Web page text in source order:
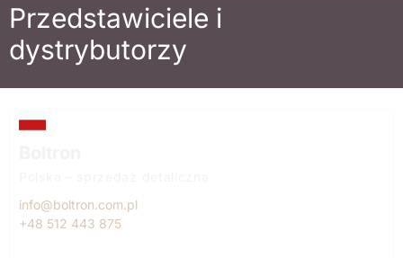
Przedstawiciele i
dystrybutorzy
info@boltron.com.pl
+48 512 443 875